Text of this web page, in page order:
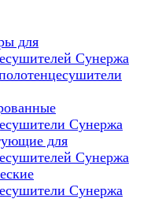
для
Сунержа
Сунержа
для
Сунержа
Сунержа